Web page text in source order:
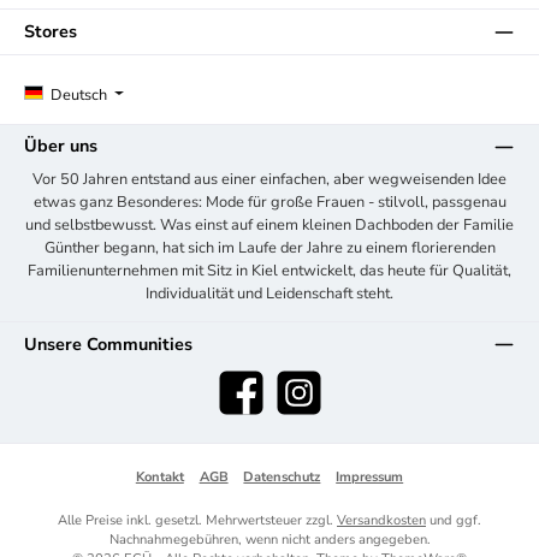
Deutsch
Stores
Über uns
Vor 50 Jahren entstand aus einer einfachen, aber wegweisenden Idee
etwas ganz Besonderes: Mode für große Frauen - stilvoll, passgenau
und selbstbewusst. Was einst auf einem kleinen Dachboden der Familie
Günther begann, hat sich im Laufe der Jahre zu einem florierenden
Familienunternehmen mit Sitz in Kiel entwickelt, das heute für Qualität,
Individualität und Leidenschaft steht.
Unsere Communities
Facebook Instagram
Kontakt AGB Datenschutz Impressum
Alle Preise inkl. gesetzl. Mehrwertsteuer zzgl. Versandkosten und ggf.
Nachnahmegebühren, wenn nicht anders angegeben.